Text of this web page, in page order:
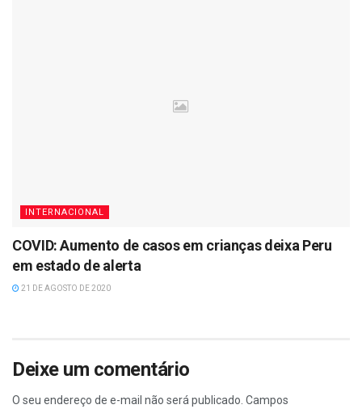
INTERNACIONAL
COVID: Aumento de casos em crianças deixa Peru
em estado de alerta
21 DE AGOSTO DE 2020
Deixe um comentário
O seu endereço de e-mail não será publicado. Campos